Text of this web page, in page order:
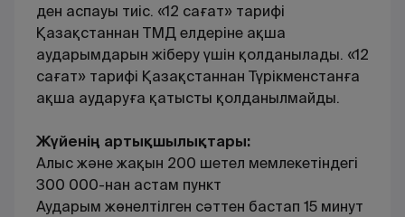
ден аспауы тиіс. «12 сағат» тарифі
Қазақстаннан ТМД елдеріне ақша
аударымдарын жіберу үшін қолданылады. «12
сағат» тарифі Қазақстаннан Түрікменстанға
ақша аударуға қатысты қолданылмайды.
Жүйенің артықшылықтары:
Алыс және жақын 200 шетел мемлекетіндегі
300 000-нан астам пункт
Аударым жөнелтілген сәттен бастап 15 минут